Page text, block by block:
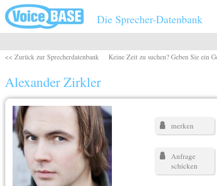
Direkt zum Inhalt
Die Sprecher-Datenbank
<< Zurück zur Sprecherdatenbank Keine Zeit zu suchen? Geben Sie ein
Alexander Zirkler
merken
Anfrage
schicken